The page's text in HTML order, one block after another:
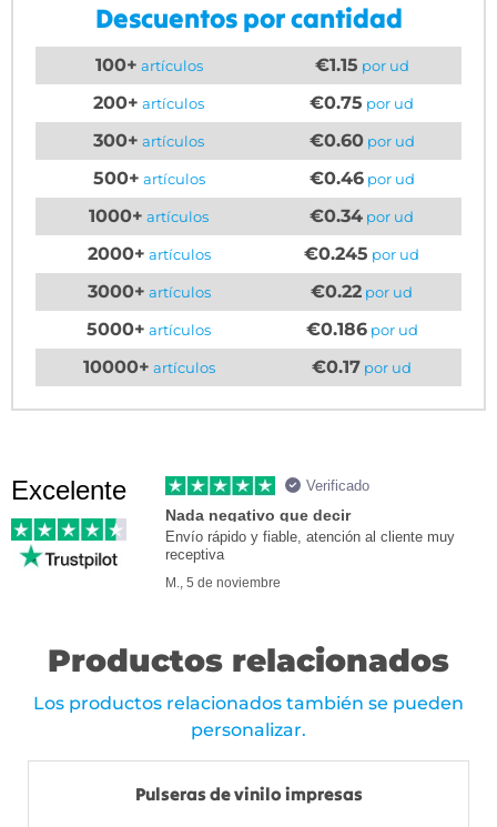
Descuentos por cantidad
100+ artículos €1.15 por ud
200+ artículos €0.75 por ud
300+ artículos €0.60por ud
500+ artículos €0.46por ud
1000+ artículos €0.34 por ud
2000+ artículos €0.245 por ud
3000+ artículos €0.22 por ud
5000+ artículos €0.186por ud
10000+ artículos €0.17 por ud
Excelente Verificado
Nada negativo que decir
Envío rápido y fiable, atención al cliente muy
receptiva
M., 5 de noviembre
Productos relacionados
Los productos relacionados también se pueden
personalizar.
Pulseras de vinilo impresas